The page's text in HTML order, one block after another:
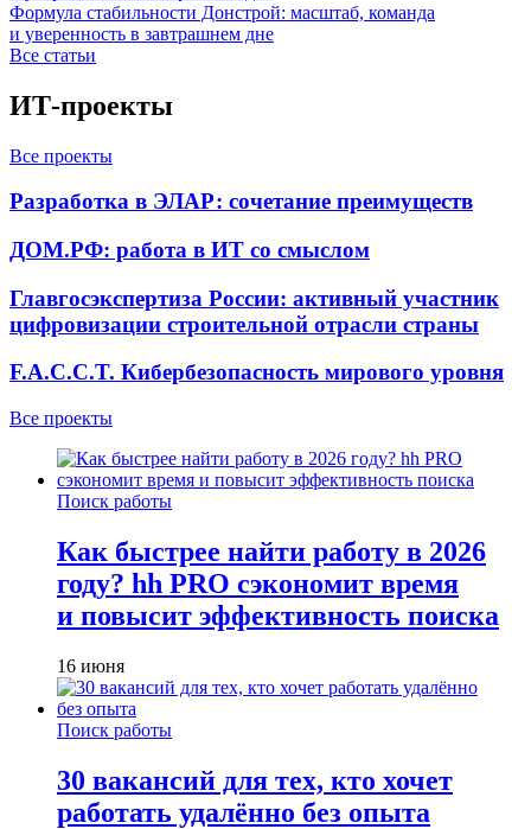
Формула стабильности Донстрой: масштаб, команда
и уверенность в завтрашнем дне
Все статьи
ИТ-проекты
Все проекты
Разработка в ЭЛАР: сочетание преимуществ
ДОМ.РФ: работа в ИТ со смыслом
Главгосэкспертиза России: активный участник
цифровизации строительной отрасли страны
F.A.C.C.T. Кибербезопасность мирового уровня
Все проекты
Поиск работы
Как быстрее найти работу в 2026
году? hh PRO сэкономит время
и повысит эффективность поиска
16 июня
Поиск работы
30 вакансий для тех, кто хочет
работать удалённо без опыта